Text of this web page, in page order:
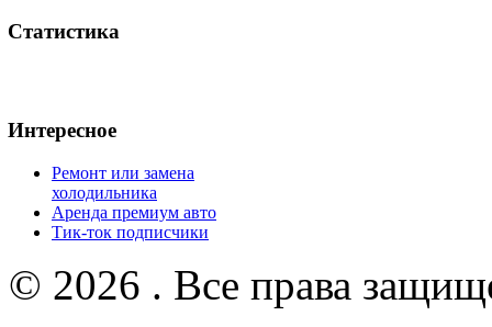
Статистика
Интересное
Ремонт или замена
холодильника
Аренда премиум авто
Тик-ток подписчики
© 2026 . Все права